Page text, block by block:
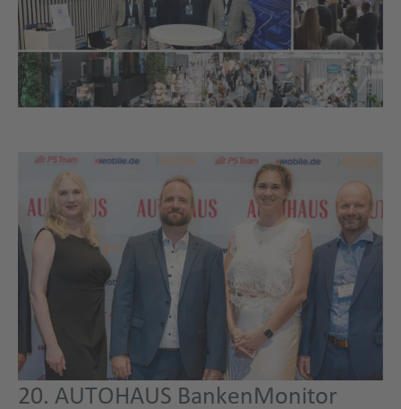
20. AUTOHAUS BankenMonitor